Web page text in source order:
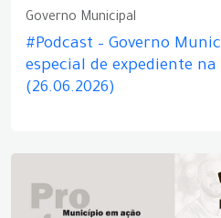
Governo Municipal
#Podcast – Governo
especial de expediente
(26.06.2026)